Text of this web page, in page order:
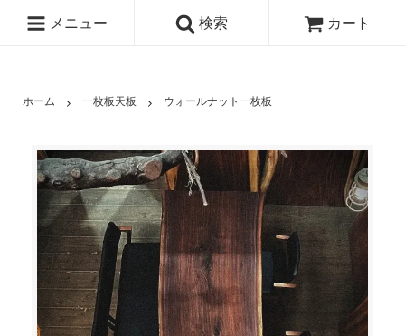
メニュー 検索 カート
ホーム 一枚板天板 ウォールナット一枚板